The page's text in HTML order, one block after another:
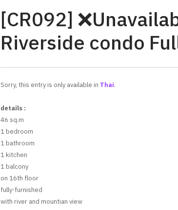
[CR092]
Riverside condo
Sorry, this entry is only available in Thai.
details :
46 sq.m
1 bedroom
1 bathroom
1 kitchen
1 balcony
on 16th floor
fully-furnished
with river and mountian view